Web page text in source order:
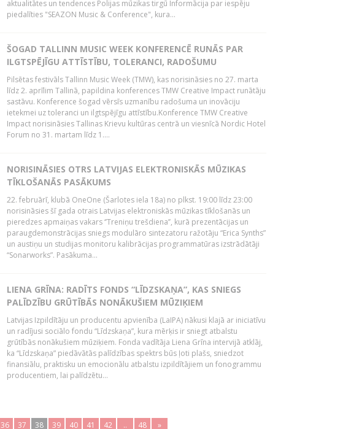
aktualitātes un tendences Polijas mūzikas tirgū Informācija par iespēju
piedalīties "SEAZON Music & Conference", kura...
ŠOGAD TALLINN MUSIC WEEK KONFERENCĒ RUNĀS PAR
ILGTSPĒJĪGU ATTĪSTĪBU, TOLERANCI, RADOŠUMU
Pilsētas festivāls Tallinn Music Week (TMW), kas norisināsies no 27. marta
līdz 2. aprīlim Tallinā, papildina konferences TMW Creative Impact runātāju
sastāvu. Konference šogad vērsīs uzmanību radošuma un inovāciju
ietekmei uz toleranci un ilgtspējīgu attīstību.Konference TMW Creative
Impact norisināsies Tallinas Krievu kultūras centrā un viesnīcā Nordic Hotel
Forum no 31. martam līdz 1....
NORISINĀSIES OTRS LATVIJAS ELEKTRONISKĀS MŪZIKAS
TĪKLOŠANĀS PASĀKUMS
22. februārī, klubā OneOne (Šarlotes iela 18a) no plkst. 19:00 līdz 23:00
norisināsies šī gada otrais Latvijas elektroniskās mūzikas tīklošanās un
pieredzes apmaiņas vakars ‘’Treniņu trešdiena’’, kurā prezentācijas un
paraugdemonstrācijas sniegs modulāro sintezatoru ražotāju “Erica Synths”
un austiņu un studijas monitoru kalibrācijas programmatūras izstrādātāji
“Sonarworks”. Pasākuma...
LIENA GRĪNA: RADĪTS FONDS “LĪDZSKAŅA”, KAS SNIEGS
PALĪDZĪBU GRŪTĪBĀS NONĀKUŠIEM MŪZIĶIEM
Latvijas Izpildītāju un producentu apvienība (LaIPA) nākusi klajā ar iniciatīvu
un radījusi sociālo fondu “Līdzskaņa”, kura mērķis ir sniegt atbalstu
grūtībās nonākušiem mūziķiem. Fonda vadītāja Liena Grīna intervijā atklāj,
ka “Līdzskaņa” piedāvātās palīdzības spektrs būs ļoti plašs, sniedzot
finansiālu, praktisku un emocionālu atbalstu izpildītājiem un fonogrammu
producentiem, lai palīdzētu...
36 37 38 39 40 41 42 .. 48 »